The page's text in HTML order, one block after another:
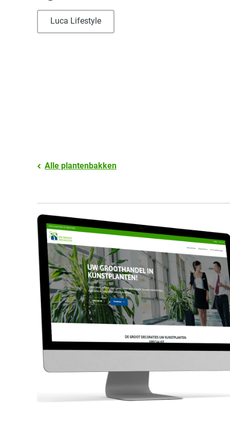
Luca Lifestyle
Alle plantenbakken